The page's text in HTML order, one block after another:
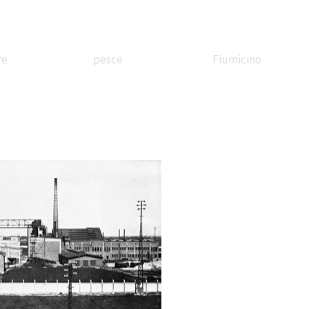
pesce
sul Tevere
Festa di corte
Fiumicino